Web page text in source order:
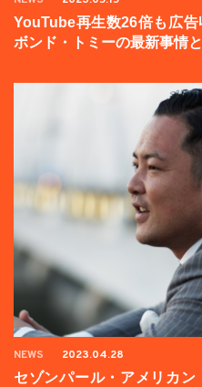
YouTube再生数26倍も広
ボンド・トミーの最新事情
NEWS 2023.04.28
セゾンパール・アメリカ